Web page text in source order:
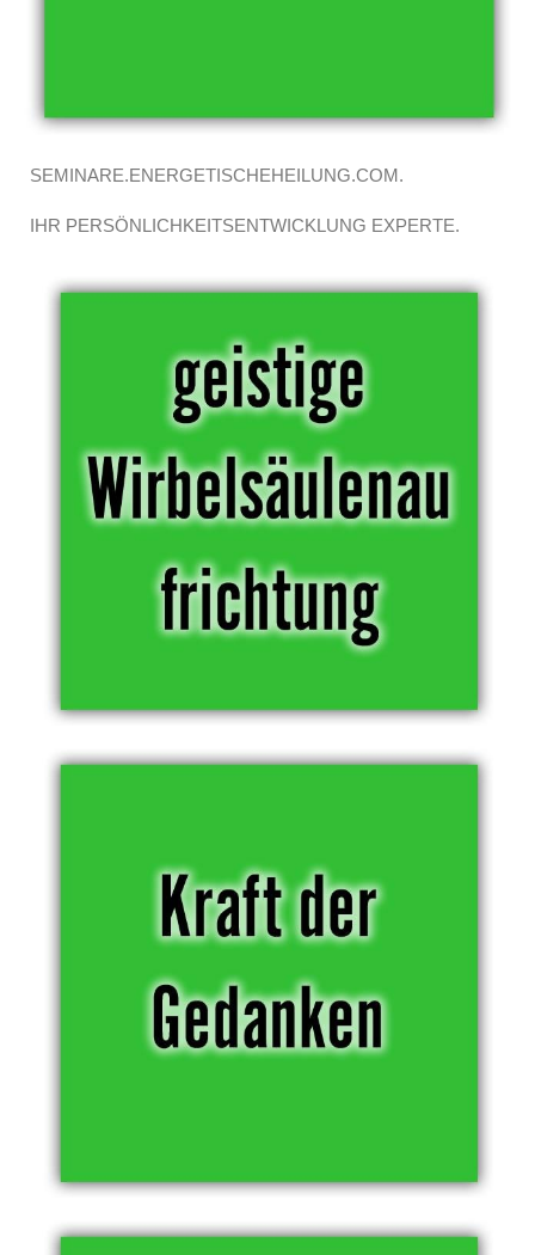
SEMINARE.ENERGETISCHEHEILUNG.COM.
IHR PERSÖNLICHKEITSENTWICKLUNG EXPERTE.